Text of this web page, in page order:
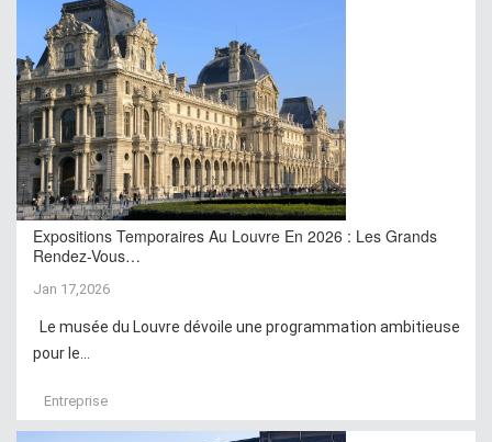
Expositions Temporaires Au Louvre En 2026 : Les Grands
Rendez-Vous…
Jan 17,2026
Le musée du Louvre dévoile une programmation ambitieuse
pour le...
Entreprise